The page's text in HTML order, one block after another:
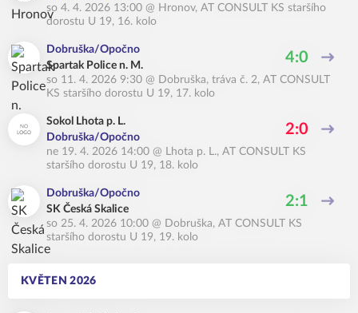
so 4. 4. 2026 13:00 @ Hronov, AT CONSULT KS staršího
dorostu U 19, 16. kolo
Dobruška/Opočno
Spartak Police n. M.
4:0
so 11. 4. 2026 9:30 @ Dobruška, tráva č. 2, AT CONSULT
KS staršího dorostu U 19, 17. kolo
Sokol Lhota p. L.
Dobruška/Opočno
2:0
ne 19. 4. 2026 14:00 @ Lhota p. L., AT CONSULT KS
staršího dorostu U 19, 18. kolo
Dobruška/Opočno
SK Česká Skalice
2:1
so 25. 4. 2026 10:00 @ Dobruška, AT CONSULT KS
staršího dorostu U 19, 19. kolo
KVĚTEN 2026